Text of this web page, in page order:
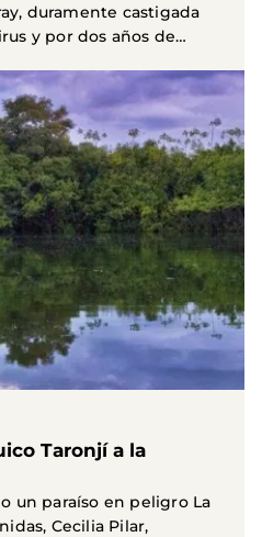
duramente castigada
y por dos años de
Taronjí a la
un paraíso en peligro La
Cecilia Pilar,